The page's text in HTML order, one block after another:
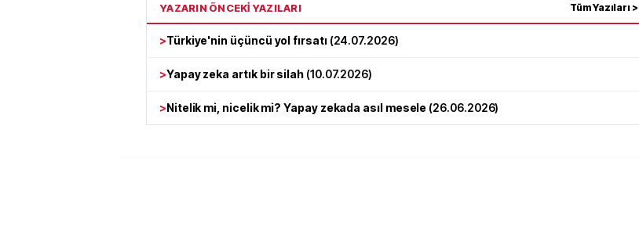
YAZARIN ÖNCEKİ YAZILARI Tüm Yazıları >
>Türkiye'nin üçüncü yol fırsatı(24.07.2026)
>Yapay zeka artık bir silah (10.07.2026)
>Nitelik mi, nicelik mi? Yapay zekada asıl mesele (26.06.2026)